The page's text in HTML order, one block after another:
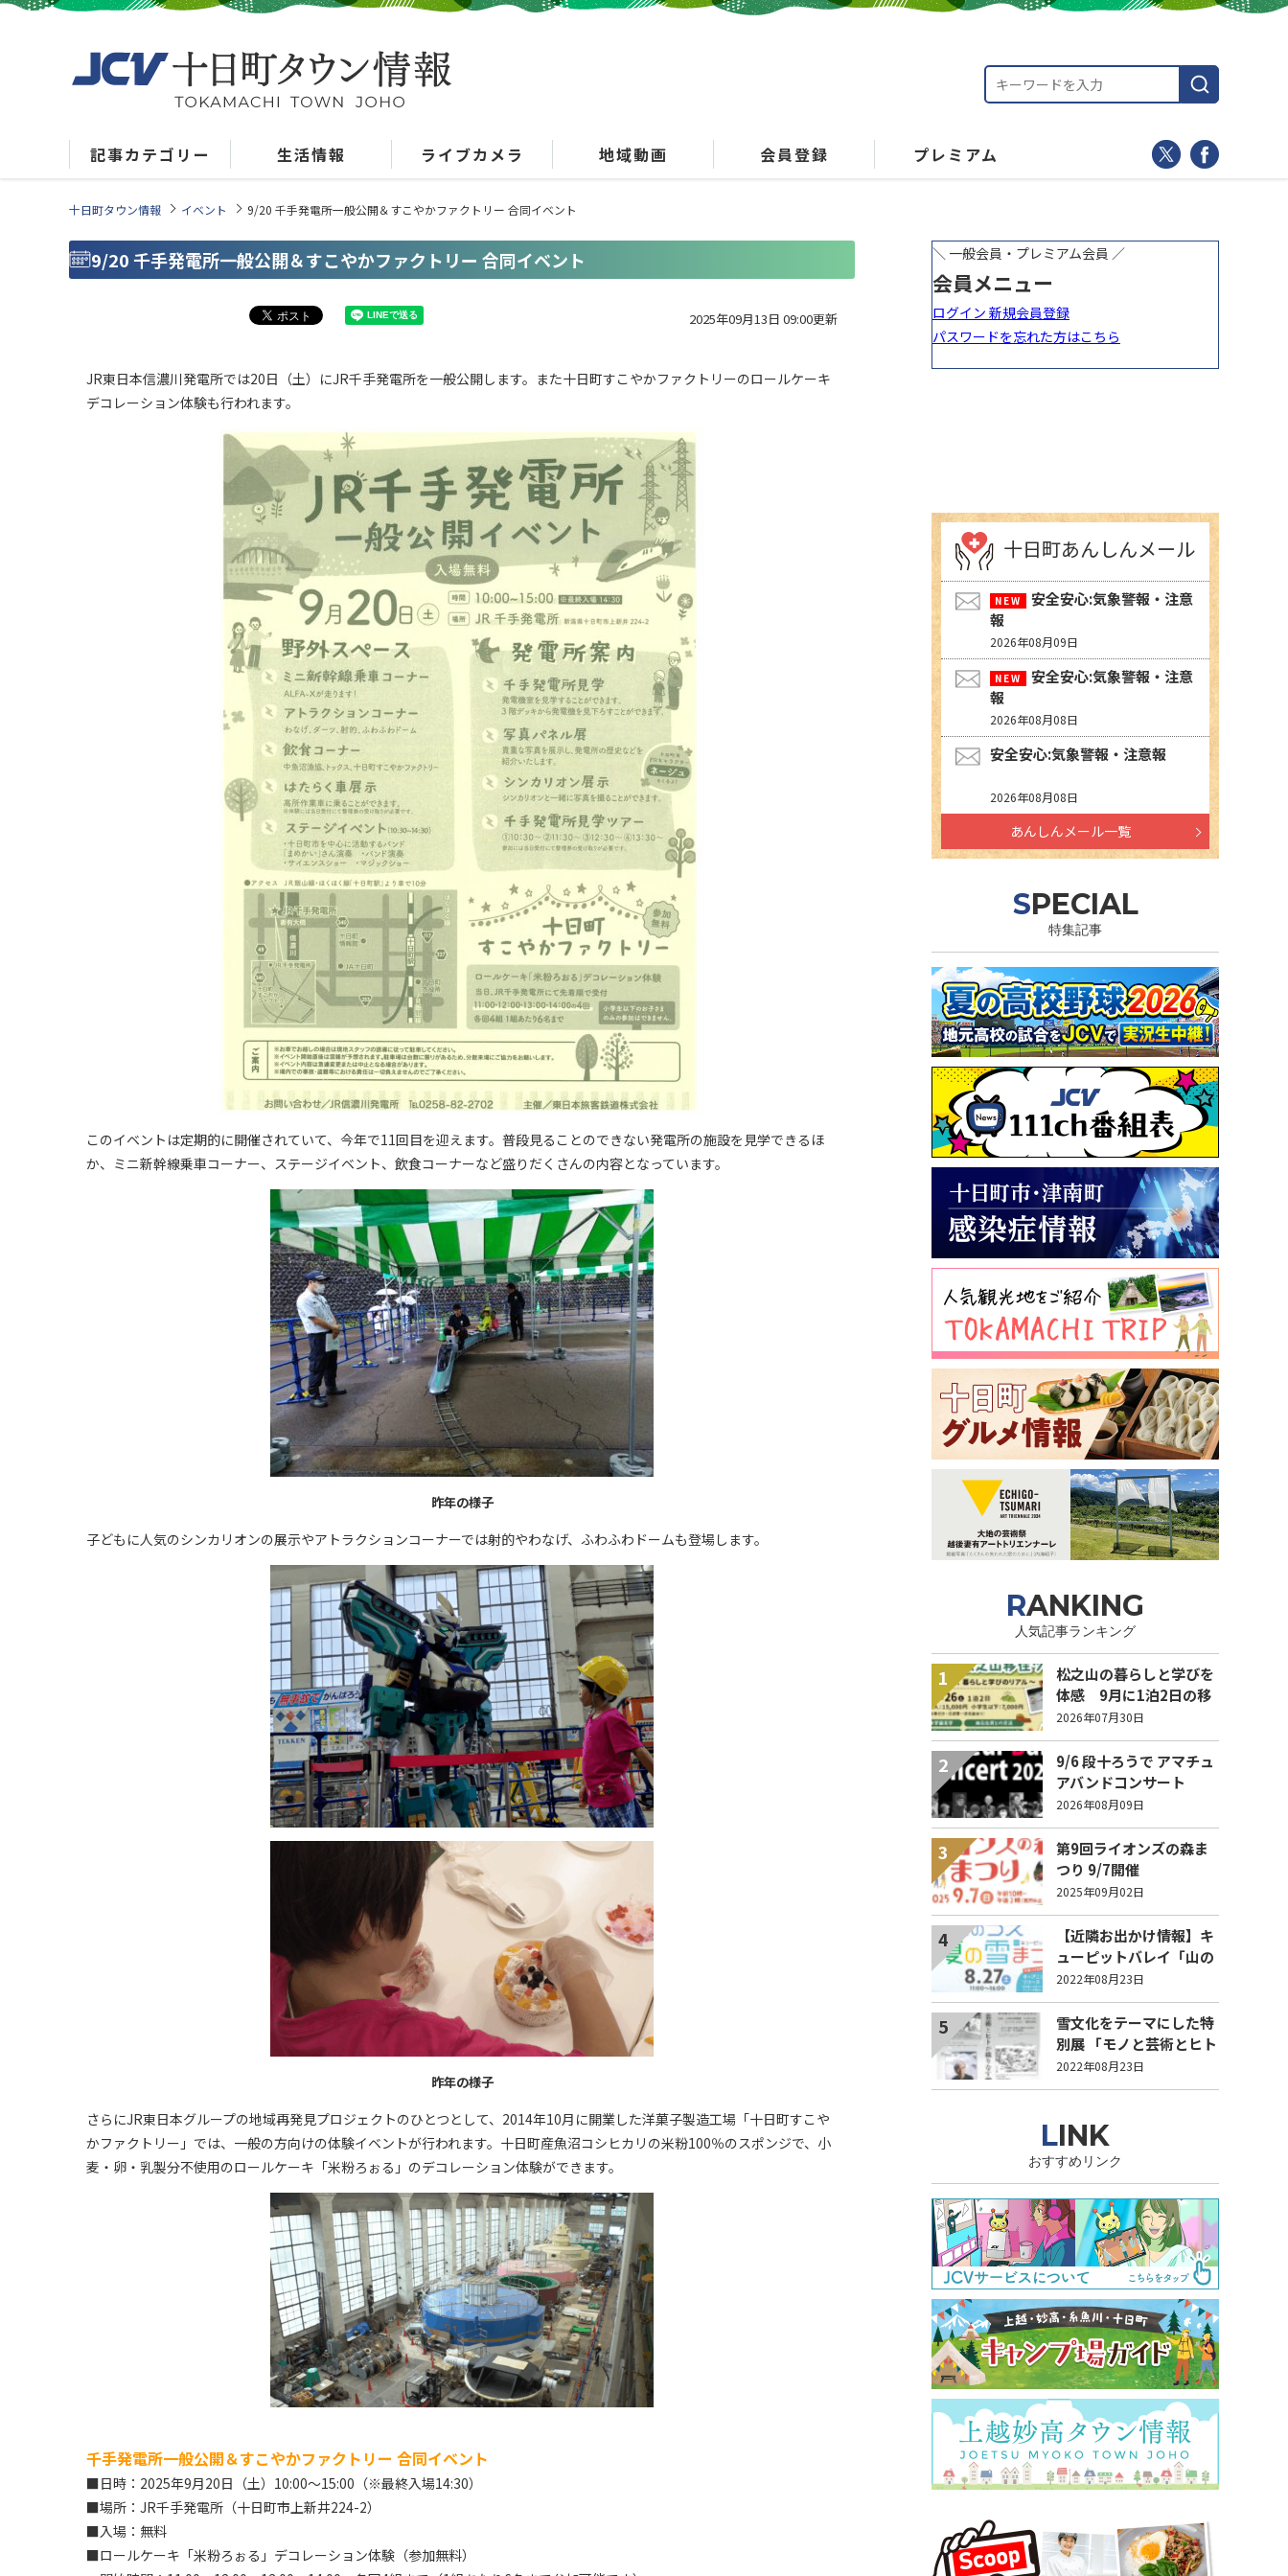
記事カテゴリー 生活情報 ライブカメラ 地域動画 会員登録 プレミアム
十日町タウン情報 イベント 9/20 千手発電所一般公開＆すこやかファクトリー 合同イベント
9/20 千手発電所一般公開＆すこやかファクトリー 合同イベント
2025年09月13日 09:00更新
JR東日本信濃川発電所では20日（土）にJR千手発電所を一般公開します。また十日町すこやかファクトリーのロールケーキ
デコレーション体験も行われます。
このイベントは定期的に開催されていて、今年で11回目を迎えます。普段見ることのできない発電所の施設を見学できるほ
か、ミニ新幹線乗車コーナー、ステージイベント、飲食コーナーなど盛りだくさんの内容となっています。
昨年の様子
子どもに人気のシンカリオンの展示やアトラクションコーナーでは射的やわなげ、ふわふわドームも登場します。
昨年の様子
さらにJR東日本グループの地域再発見プロジェクトのひとつとして、2014年10月に開業した洋菓子製造工場「十日町すこや
かファクトリー」では、一般の方向けの体験イベントが行われます。十日町産魚沼コシヒカリの米粉100％のスポンジで、小
麦・卵・乳製分不使用のロールケーキ「米粉ろぉる」のデコレーション体験ができます。
千手発電所一般公開＆すこやかファクトリー 合同イベント
■日時：2025年9月20日（土）10:00～15:00（※最終入場14:30）
■場所：JR千手発電所（十日町市上新井224-2）
■入場：無料
■ロールケーキ「米粉ろぉる」デコレーション体験（参加無料）
十日町あんしんメール
安全安心:気象警報・注意
報
2026年08月09日
安全安心:気象警報・注意
報
2026年08月08日
安全安心:気象警報・注意報
2026年08月08日
あんしんメール一覧
SPECIAL
特集記事
RANKING
人気記事ランキング
1
松之山の暮らしと学びを
体感 9月に1泊2日の移
住ツアー開催【参加家族
募集】
2026年07月30日
2
9/6 段十ろうで アマチュ
アバンドコンサート
2026 収益は令和8年熊本
地震の被災地支援へ
2026年08月09日
3
第9回ライオンズの森ま
つり 9/7開催
2025年09月02日
4
【近隣お出かけ情報】キ
ューピットバレイ「山の
うえ 真夏の雪まつり」
27日(土)に開催！
2022年08月23日
5
雪文化をテーマにした特
別展 「モノと芸術とヒト
が織りなす雪文化」9月6
日から
2022年08月23日
LINK
おすすめリンク